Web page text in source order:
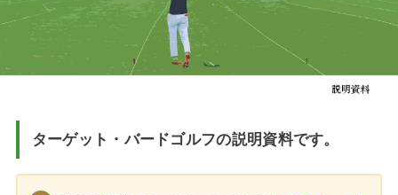
ターゲット・バードゴルフの説明資料です。